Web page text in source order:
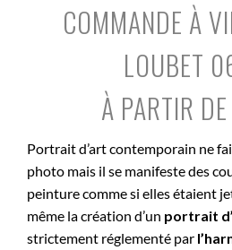
COMMANDE À
LOUBET
À PARTIR
Portrait d’art contemporain ne
photo mais il se manifeste des
peinture comme si elles étaient
même la création d’un portrait
strictement réglementé par